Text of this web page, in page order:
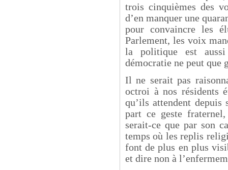
trois cinquièmes des
d’en manquer une
pour convaincre les
Parlement, les voix
la politique est
démocratie ne peut que
Il ne serait pas
octroi à nos résidents
qu’ils attendent
part ce geste
serait-ce que par son
temps où les replis
font de plus en plus
et dire non à